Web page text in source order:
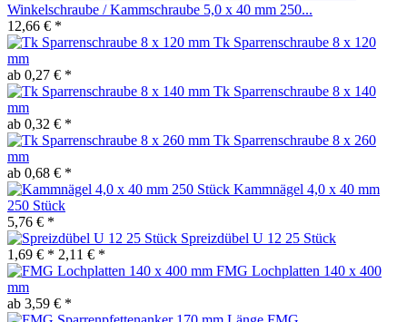
Winkelschraube / Kammschraube 5,0 x 40 mm 250...
12,66 € *
Tk Sparrenschraube 8 x 120
mm
ab 0,27 € *
Tk Sparrenschraube 8 x 140
mm
ab 0,32 € *
Tk Sparrenschraube 8 x 260
mm
ab 0,68 € *
Kammnägel 4,0 x 40 mm
250 Stück
5,76 € *
Spreizdübel U 12 25 Stück
1,69 € * 2,11 € *
FMG Lochplatten 140 x 400
mm
ab 3,59 € *